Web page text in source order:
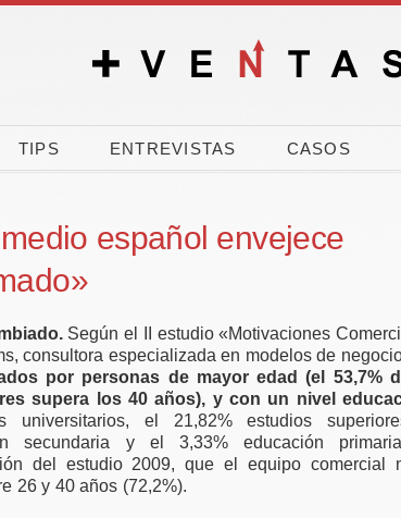
TIPS ENTREVISTAS CASOS
español envejece
Según el II estudio «Motivaciones
consultora especializada en modelos de
por personas de mayor edad (el 53,7%
supera los 40 años), y con un nivel
universitarios, el 21,82% estudios
secundaria y el 3,33% educación
del estudio 2009, que el equipo comercial
26 y 40 años (72,2%).
El 90% de los
españoles vota a
favor de ampliar el
El
carrera